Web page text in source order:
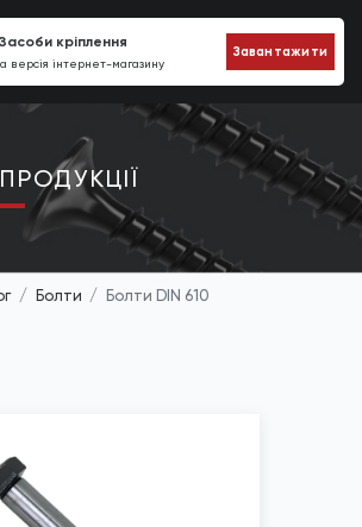
кріплення
версія інтернет-магазину
Завантажити
0
Болти Болти DIN 610